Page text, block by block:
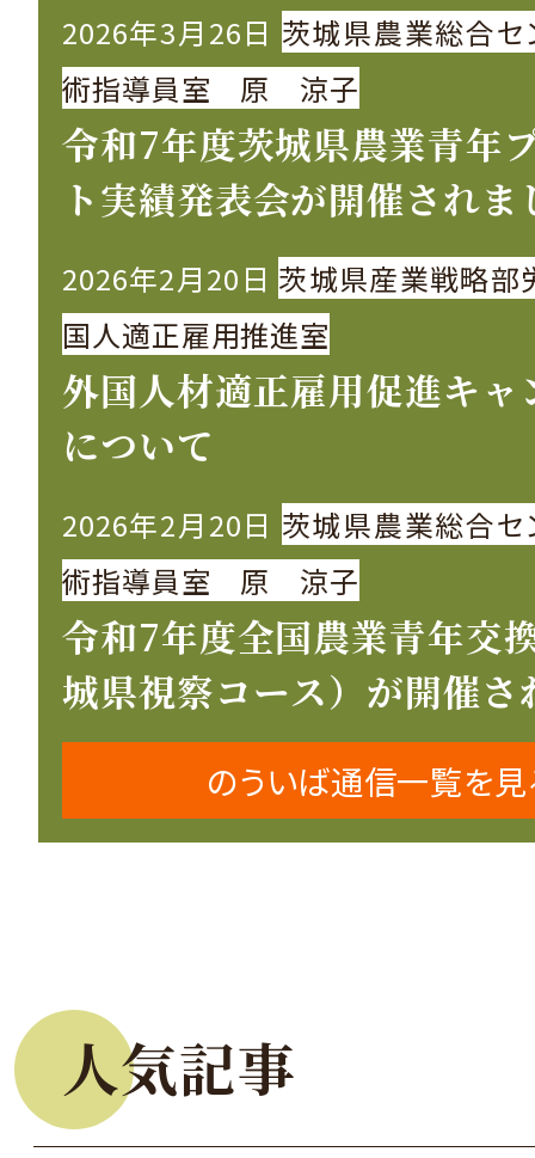
2026年3月26日 茨城県農業総合セ
術指導員室 原 涼子
令和7年度茨城県農業青年
ト実績発表会が開催されま
2026年2月20日 茨城県産業戦略部
国人適正雇用推進室
外国人材適正雇用促進キャ
について
2026年2月20日 茨城県農業総合セ
術指導員室 原 涼子
令和7年度全国農業青年交
城県視察コース）が開催さ
のういば通信一覧を
人気記事